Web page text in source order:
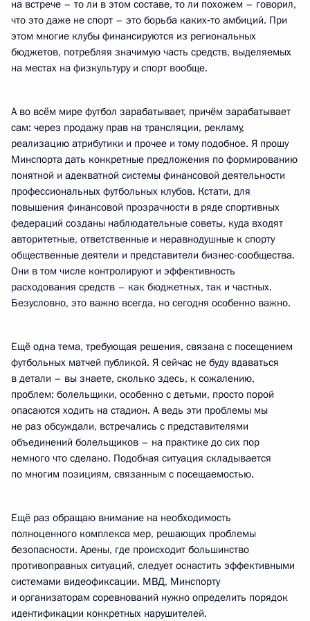
на встрече – то ли в этом составе, то ли похожем – говорил,
что это даже не спорт – это борьба каких‑то амбиций. При
этом многие клубы финансируются из региональных
бюджетов, потребляя значимую часть средств, выделяемых
на местах на физкультуру и спорт вообще.
А во всём мире футбол зарабатывает, причём зарабатывает
сам: через продажу прав на трансляции, рекламу,
реализацию атрибутики и прочее и тому подобное. Я прошу
Минспорта дать конкретные предложения по формированию
понятной и адекватной системы финансовой деятельности
профессиональных футбольных клубов. Кстати, для
повышения финансовой прозрачности в ряде спортивных
федераций созданы наблюдательные советы, куда входят
авторитетные, ответственные и неравнодушные к спорту
общественные деятели и представители бизнес-сообщества.
Они в том числе контролируют и эффективность
расходования средств – как бюджетных, так и частных.
Безусловно, это важно всегда, но сегодня особенно важно.
Ещё одна тема, требующая решения, связана с посещением
футбольных матчей публикой. Я сейчас не буду вдаваться
в детали – вы знаете, сколько здесь, к сожалению,
проблем: болельщики, особенно с детьми, просто порой
опасаются ходить на стадион. А ведь эти проблемы мы
не раз обсуждали, встречались с представителями
объединений болельщиков – на практике до сих пор
немного что сделано. Подобная ситуация складывается
по многим позициям, связанным с посещаемостью.
Ещё раз обращаю внимание на необходимость
полноценного комплекса мер, решающих проблемы
безопасности. Арены, где происходит большинство
противоправных ситуаций, следует оснастить эффективными
системами видеофиксации. МВД, Минспорту
и организаторам соревнований нужно определить порядок
идентификации конкретных нарушителей.